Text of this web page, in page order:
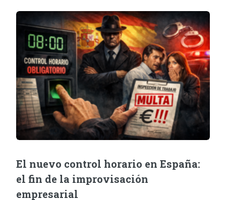
El nuevo control horario en España:
el fin de la improvisación
empresarial